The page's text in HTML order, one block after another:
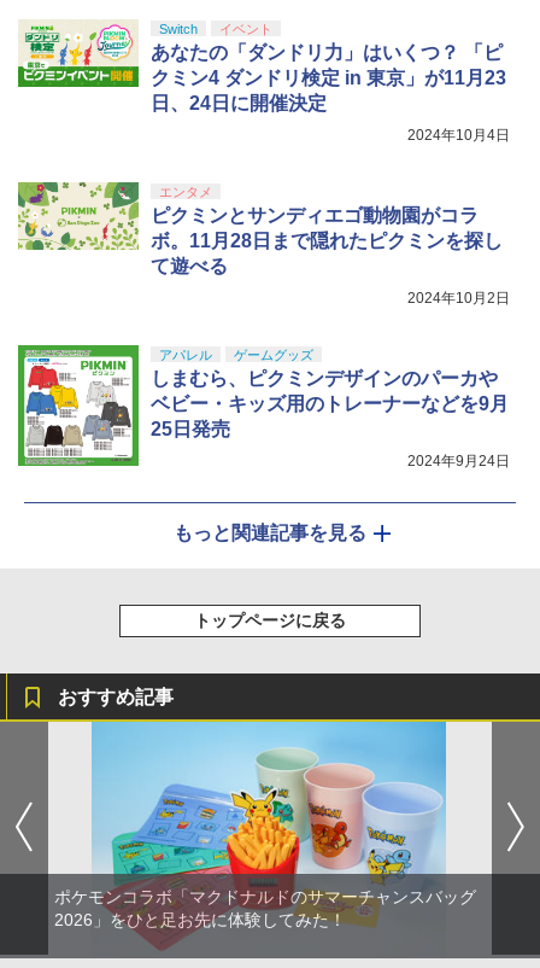
Switch イベント
あなたの「ダンドリ力」はいくつ？ 「ピ
クミン4 ダンドリ検定 in 東京」が11月23
日、24日に開催決定
2024年10月4日
エンタメ
ピクミンとサンディエゴ動物園がコラ
ボ。11月28日まで隠れたピクミンを探し
て遊べる
2024年10月2日
アパレル ゲームグッズ
しまむら、ピクミンデザインのパーカや
ベビー・キッズ用のトレーナーなどを9月
25日発売
2024年9月24日
もっと関連記事を見る
トップページに戻る
おすすめ記事
ポケモンコラボ「マクドナルドのサマーチャンスバッグ
2026」をひと足お先に体験してみた！